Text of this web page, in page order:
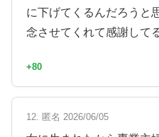
に下げてくるんだろうと
念させてくれて感謝して
+80
12. 匿名 2026/06/05